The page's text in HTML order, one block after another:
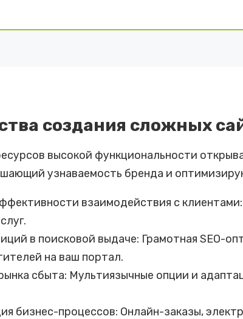
создания сложных
высокой функциональности
узнаваемость бренда и
взаимодействия с
в поисковой выдаче: Грамотная SEO-
на ваш портал.
сбыта: Мультиязычные опции и
бизнес-процессов: Онлайн-заказы,